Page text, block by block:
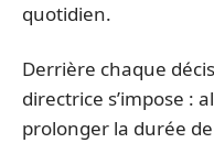
quotidien.
Derrière chaque
directrice s’impose :
prolonger la durée